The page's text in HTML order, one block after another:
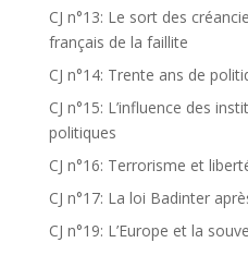
CJ n°13: Le sort des
français de la faillite
CJ n°14: Trente ans de
CJ n°15: L’influence des
politiques
CJ n°16: Terrorisme et
CJ n°17: La loi Badinter
CJ n°19: L’Europe et la